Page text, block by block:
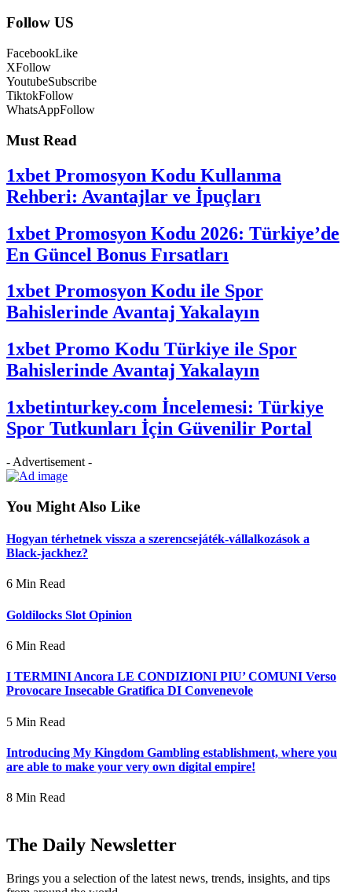
Follow US
FacebookLike
XFollow
YoutubeSubscribe
TiktokFollow
WhatsAppFollow
Must Read
1xbet Promosyon Kodu Kullanma
Rehberi: Avantajlar ve İpuçları
1xbet Promosyon Kodu 2026: Türkiye’de
En Güncel Bonus Fırsatları
1xbet Promosyon Kodu ile Spor
Bahislerinde Avantaj Yakalayın
1xbet Promo Kodu Türkiye ile Spor
Bahislerinde Avantaj Yakalayın
1xbetinturkey.com İncelemesi: Türkiye
Spor Tutkunları İçin Güvenilir Portal
- Advertisement -
You Might Also Like
Hogyan térhetnek vissza a szerencsejáték-vállalkozások a
Black-jackhez?
6 Min Read
Goldilocks Slot Opinion
6 Min Read
I TERMINI Ancora LE CONDIZIONI PIU’ COMUNI Verso
Provocare Insecable Gratifica DI Convenevole
5 Min Read
Introducing My Kingdom Gambling establishment, where you
are able to make your very own digital empire!
8 Min Read
The Daily Newsletter
Brings you a selection of the latest news, trends, insights, and tips